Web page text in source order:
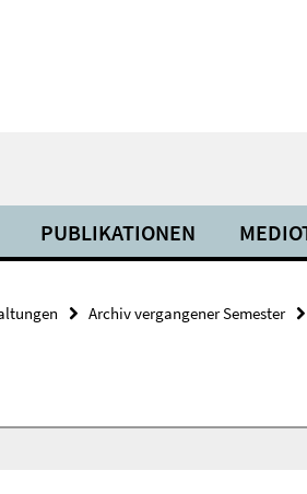
PUBLIKATIONEN
Archiv vergangener Semester